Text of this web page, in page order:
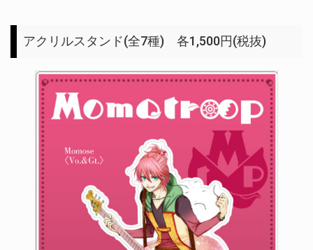
アクリルスタンド(全7種) 各1,500円(税抜)